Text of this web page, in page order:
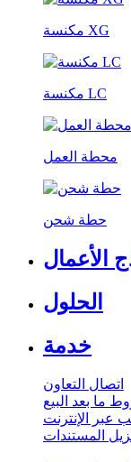
مكنسة XG
مكنسة LC
محطة العمل
حطة شحن
الأعمال
الحلول
خدمة
اتصال التعاون
ما بعد البيع
عبر الإنترنت
المستندات